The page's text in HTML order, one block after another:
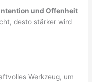
und Offenheit
desto stärker wird
Werkzeug, um